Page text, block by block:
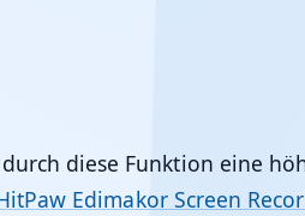
diese Funktion eine
Edimakor Screen